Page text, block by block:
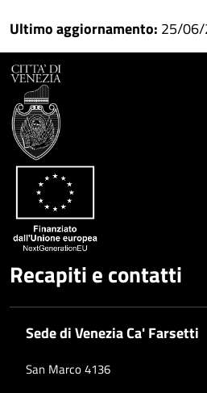
Ultimo aggiornamento: 25/06/
Recapiti e contatti
Sede di Venezia Ca' Farsetti
San Marco 4136